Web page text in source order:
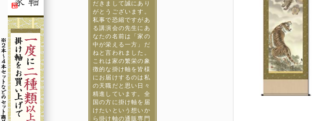
だきまして誠にあり
がとうございます。
私事で恐縮ですがあ
る講演会の先生にあ
なたの名前は「家の
中が栄える一方」だ
ねと言われました。
これは家の繁栄の象
徴的な掛け軸を皆様
にお届けするのは私
の天職だと思い日々
精進しています。全
国の方に掛け軸を届
けたいという想いか
ら掛け軸の通販専門